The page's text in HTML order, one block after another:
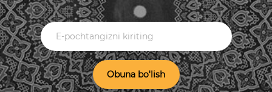
Obuna bo'lish